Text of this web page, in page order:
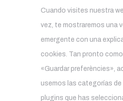
Cuando visites nuestra
vez, te mostraremos una
emergente con una
cookies. Tan pronto
«Guardar preferències»,
usemos las categorías
plugins que has